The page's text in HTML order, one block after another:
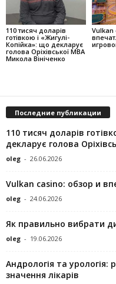
110 тисяч доларів
готівкою і «Жигулі-
Копійка»: що декларує
голова Оріхівської МВА
Микола Вініченко
Vulkan
Последние публикации
110 тисяч доларів
декларує голова
oleg - 26.06.2026
Vulkan casino: обзор и
oleg - 24.06.2026
Як правильно вибрати
oleg - 19.06.2026
Андрологія та урологія:
значення лікарів